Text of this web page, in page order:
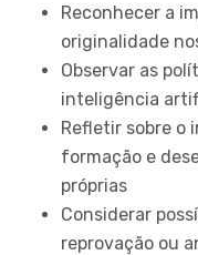
Reconhecer a
originalidade
Observar as
inteligência
Refletir sobre o
formação e
próprias
Considerar
reprovação ou